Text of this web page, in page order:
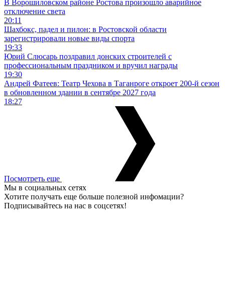
В Ворошиловском районе Ростова произошло аварийное
отключение света
20:11
Шахбокс, падел и пилон: в Ростовской области
зарегистрировали новые виды спорта
19:33
Юрий Слюсарь поздравил донских строителей с
профессиональным праздником и вручил награды
19:30
Андрей Фатеев: Театр Чехова в Таганроге откроет 200-й сезон
в обновленном здании в сентябре 2027 года
18:27
Посмотреть еще
Мы в социальных сетях
Хотите получать еще больше полезной инфомации?
Подписывайтесь на нас в соцсетях!